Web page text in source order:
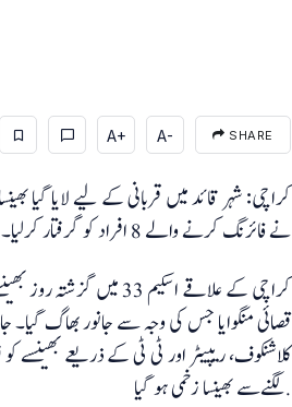
A+ A- SHARE
کراچی: شہر قائد میں قربانی کے لیے لایا گیا
نے فائرنگ کرنے والے 8 افراد کو گرفتار کرلیا۔
کراچی کے علاقے اسکیم
قصائی منگوایا جس کی وجہ سے جانور بھاگ گیا۔
کلاشنکوف، ریپیٹر اور ٹی ٹی کے ذریعے بھینسے
لگنےسے بھینسا زخمی ہو گیا.
پنجاب حکومت کے تقرر و تبادلے، 54 اے ڈی سیز کو اضافی
چارجز دیے گئے